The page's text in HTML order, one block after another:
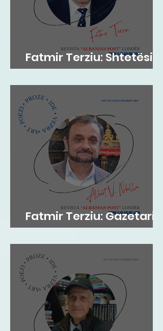
Fatmir Terziu: Shtetësia
britanike sipas lindjes
Fatmir Terziu: Gazetari si
kujtesë, poezia si atdhe